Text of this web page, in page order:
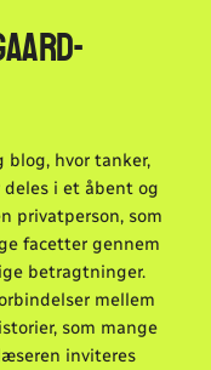
blog, hvor tanker,
deles i et åbent og
privatperson, som
facetter gennem
betragtninger.
mellem
som mange
inviteres